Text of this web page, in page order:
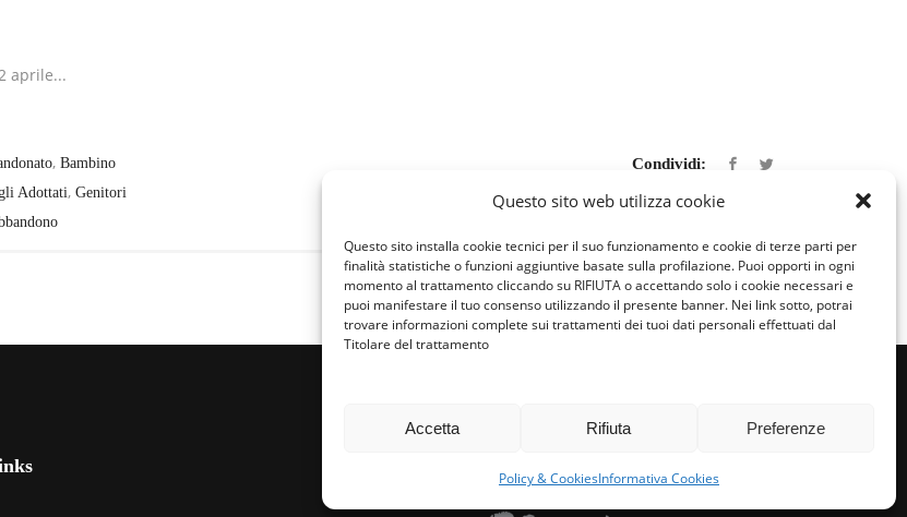
Questo sito web utilizza cookie
Questo sito installa cookie tecnici per il suo funzionamento e cookie di terze parti per
finalità statistiche o funzioni aggiuntive basate sulla profilazione. Puoi opporti in ogni
momento al trattamento cliccando su RIFIUTA o accettando solo i cookie necessari e
puoi manifestare il tuo consenso utilizzando il presente banner. Nei link sotto, potrai
trovare informazioni complete sui trattamenti dei tuoi dati personali effettuati dal
Titolare del trattamento
Accetta Rifiuta Preferenze
Policy & CookiesInformativa Cookies
aprile...
, Bambino
Adottati, Genitori
Condividi: